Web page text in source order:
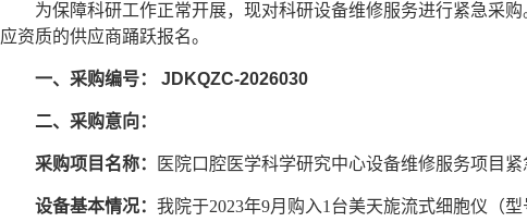
为保障科研工作正常开展，现对科研设备维修服务进行紧急采购
应资质的供应商踊跃报名。
一、 采购编号： JDKQZC-2026030
二、 采购意向：
采购项目名称： 医院口腔医学科学研究中心设备维修服务项目紧
设备基本情况： 我院于2023年9月购入1台美天旎流式细胞仪 （型